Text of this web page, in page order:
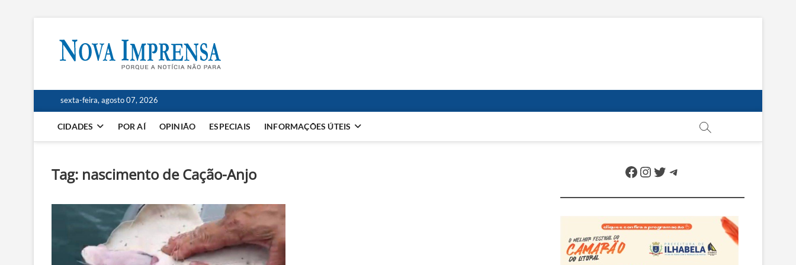
content
sexta-feira, agosto 07, 2026
CIDADES POR AÍ OPINIÃO ESPECIAIS INFORMAÇÕES ÚTEIS
Tag: nascimento de Cação-Anjo Facebook
Instagram
Twitter
Telegram